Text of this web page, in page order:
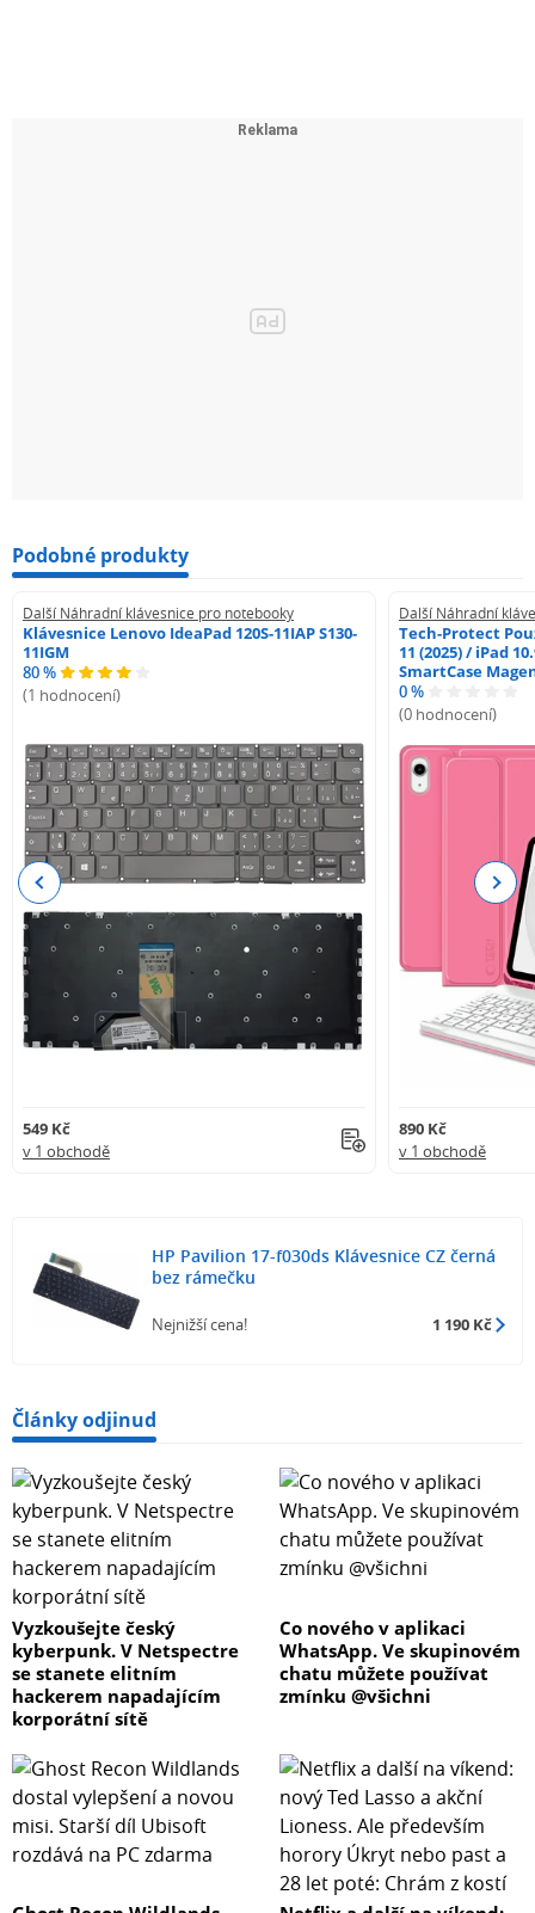
Podobné produkty
Další Náhradní klávesnice pro notebooky
Klávesnice Lenovo IdeaPad 120S-11IAP S130-
11IGM
80 %
(1 hodnocení)
549 Kč
v 1 obchodě
Další Náhradní
Tech-Protect
11 (2025) / iPad
SmartCase
0 %
(0 hodnocení)
890 Kč
v 1 obchodě
Previous Next
HP Pavilion 17-f030ds Klávesnice CZ černá
bez rámečku
Nejnižší cena! 1 190 Kč
Články odjinud
Vyzkoušejte český
kyberpunk. V Netspectre
se stanete elitním
hackerem napadajícím
korporátní sítě
Co nového v aplikaci
WhatsApp. Ve skupinovém
chatu můžete používat
zmínku @všichni